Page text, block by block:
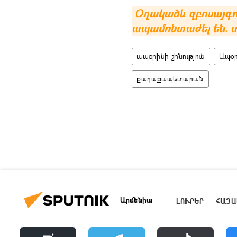
Օղակաձև
ապամոնտաժել են.
ապօրինի շինություն
քաղաքապետարան
Արմենիա ԼՈՒՐԵՐ